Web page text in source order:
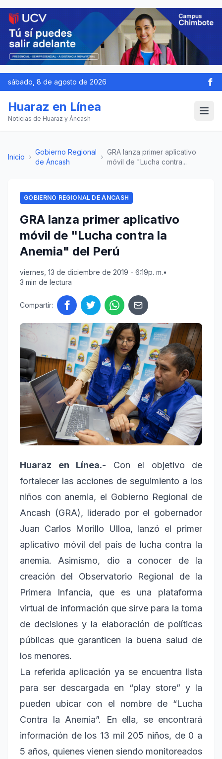
sábado, 8 de agosto de 2026
Huaraz en Línea
Noticias de Huaraz y Áncash
Inicio ›
Gobierno Regional
de Áncash
›
GRA lanza primer aplicativo
móvil de "Lucha contra...
GOBIERNO REGIONAL DE ÁNCASH
GRA lanza primer aplicativo
móvil de "Lucha contra la
Anemia" del Perú
viernes, 13 de diciembre de 2019 - 6:19p. m.•
3 min de lectura
Compartir:
Huaraz en Línea.- Con el objetivo de
fortalecer las acciones de seguimiento a los
niños con anemia, el Gobierno Regional de
Ancash (GRA), liderado por el gobernador
Juan Carlos Morillo Ulloa, lanzó el primer
aplicativo móvil del país de lucha contra la
anemia. Asimismo, dio a conocer de la
creación del Observatorio Regional de la
Primera Infancia, que es una plataforma
virtual de información que sirve para la toma
de decisiones y la elaboración de políticas
públicas que garanticen la buena salud de
los menores.
La referida aplicación ya se encuentra lista
para ser descargada en “play store” y la
pueden ubicar con el nombre de “Lucha
Contra la Anemia”. En ella, se encontrará
información de los 13 mil 205 niños, de 0 a
5 años, quienes vienen siendo monitoreados